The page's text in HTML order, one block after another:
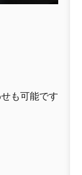
も可能です